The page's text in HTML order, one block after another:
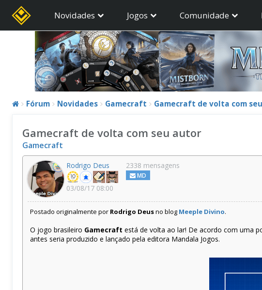
Novidades Jogos Comunidade
Fórum Novidades Gamecraft Gamecraft de volta com
Gamecraft de volta com seu autor
Gamecraft
Rodrigo Deus
03/08/17 08:00
2338 mensagens
MD
Postado originalmente por Rodrigo Deusno blog Meeple Divino.
O jogo brasileiro Gamecraft está de volta ao lar! De acordo com uma
antes seria produzido e lançado pela editora Mandala Jogos.